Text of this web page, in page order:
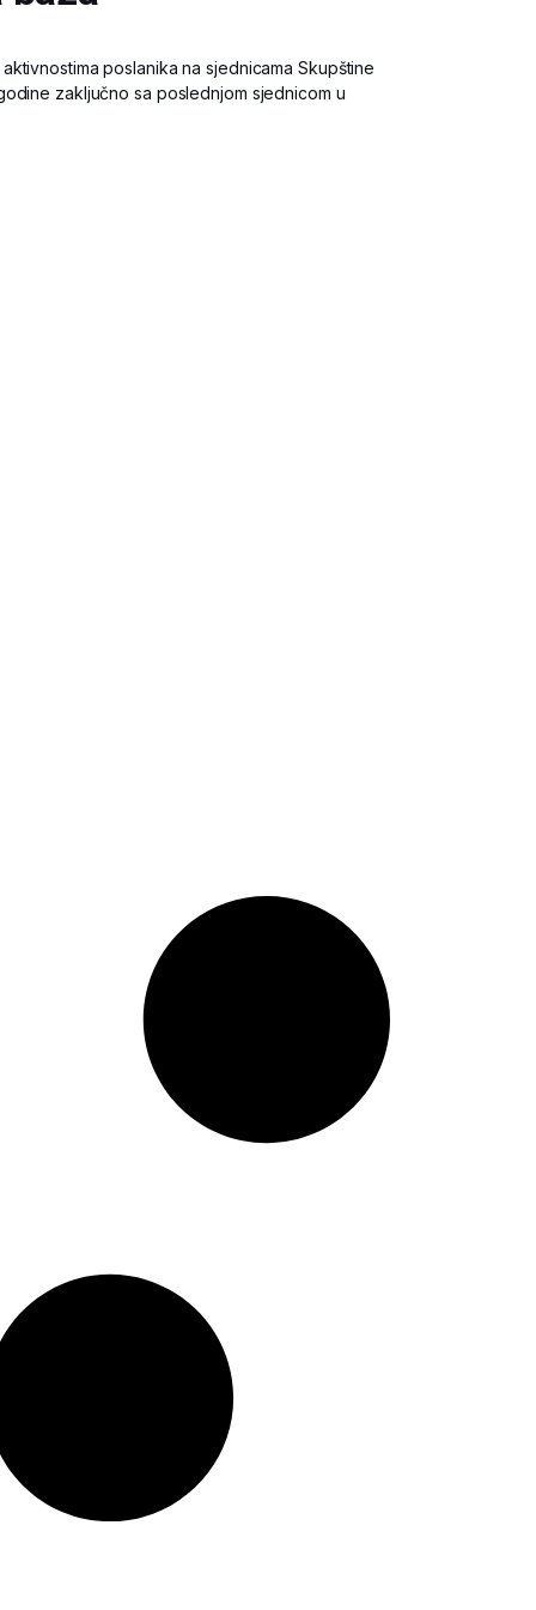
poslanika na sjednicama Skupštine
zaključno sa poslednjom sjednicom u